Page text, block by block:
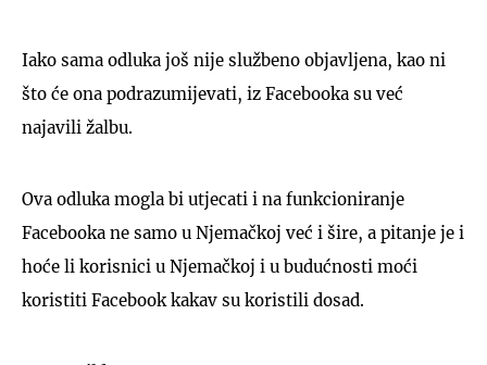
Iako sama odluka još nije službeno objavljena, kao ni
što će ona podrazumijevati, iz Facebooka su već
najavili žalbu.
Ova odluka mogla bi utjecati i na funkcioniranje
Facebooka ne samo u Njemačkoj već i šire, a pitanje je i
hoće li korisnici u Njemačkoj i u budućnosti moći
koristiti Facebook kakav su koristili dosad.